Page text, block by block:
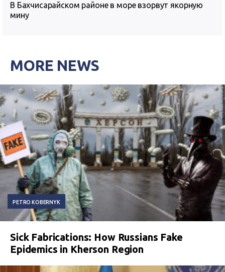
В Бахчисарайском районе в море взорвут якорную
мину
MORE NEWS
PETRO KOBERNYK
Sick Fabrications: How Russians Fake
Epidemics in Kherson Region